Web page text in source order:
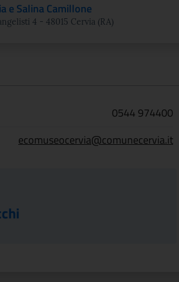
e Salina Camillone
4 - 48015 Cervia (RA)
0544 974400
ecomuseocervia@comunecervia.it